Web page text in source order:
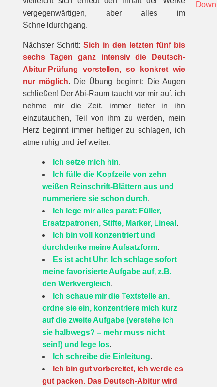
vergegenwärtigen, aber alles im
Schnelldurchgang.
Nächster Schritt: Sich in den letzten fünf bis
sechs Tagen ganz intensiv die Deutsch-
Abitur-Prüfung vorstellen, so konkret wie
nur möglich. Die Übung beginnt: Die Augen
schließen! Der Abi-Raum taucht vor mir auf, ich
nehme mir die Zeit, immer tiefer in ihn
einzutauchen, Teil von ihm zu werden, mein
Herz beginnt immer heftiger zu schlagen, ich
atme ruhig und tief weiter:
Ich setze mich hin.
Ich fülle die Kopfzeile von zehn
weißen Reinschrift-Blättern aus und
nummeriere sie schon durch.
Ich lege mir alles parat: Füller,
Ersatzpatronen, Stifte, Marker, Lineal .
Ich bin voll konzentriert und
durchdenke meine Aufsatzform.
Es ist acht Uhr: Ich schlage sofort
meine favorisierte Aufgabe auf, z.B.
den Werkvergleich.
Ich schaue mir die Textstelle an,
ordne sie ein, konzentriere mich kurz
auf die zweite Aufgabe (verstehe ich
sie halbwegs? – mehr muss nicht
sein!) und lege los.
Ich schreibe die Einleitung.
Ich bin gut vorbereitet, ich werde es
gut packen. Das Deutsch-Abitur wird